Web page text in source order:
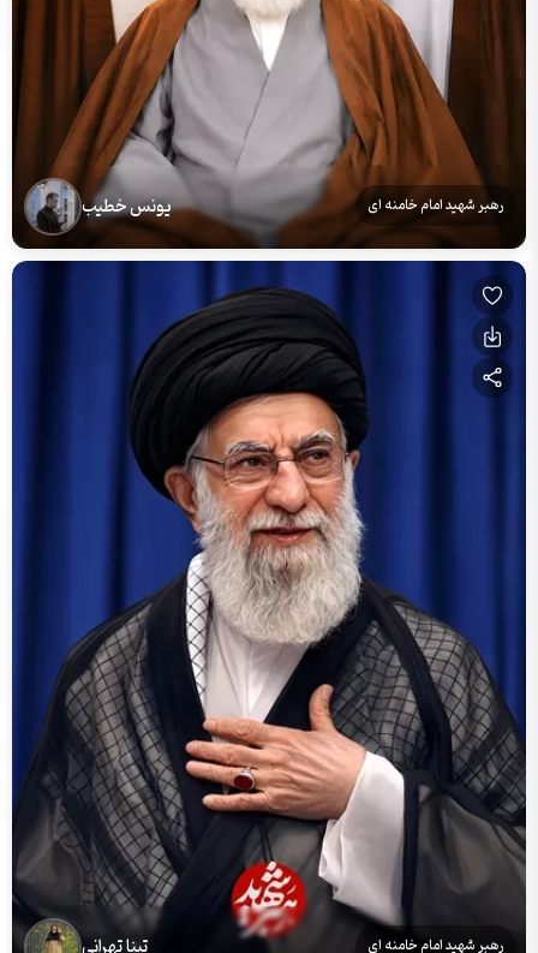
رهبر شهید امام خامنه ای یونس خطیب
رهبر شهید امام خامنه ای